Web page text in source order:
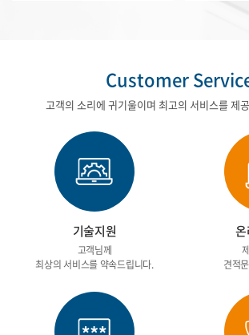
Customer
고객의 소리에 귀기울이며 최고의 서비스를 제
기술지원
고객님께
최상의 서비스를 약속드립니다.
견적